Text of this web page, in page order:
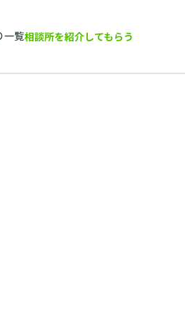
一覧相談所を紹介してもらう